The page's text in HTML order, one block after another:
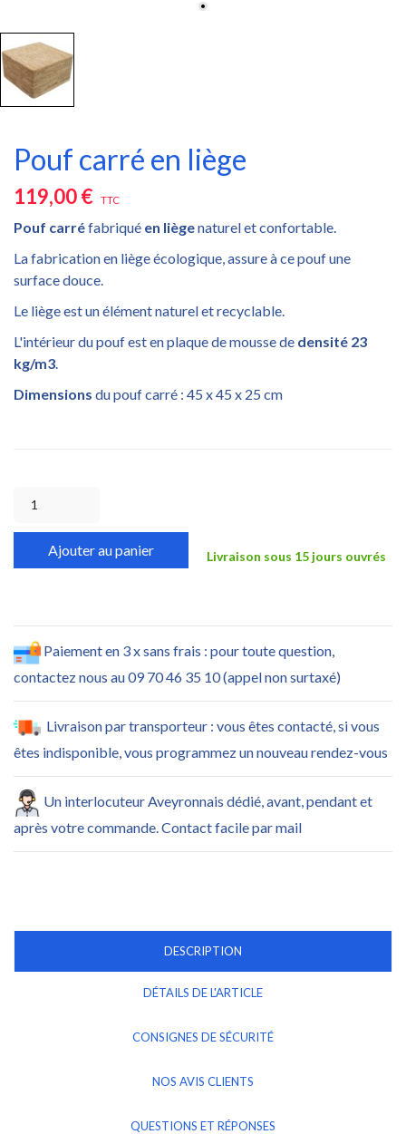
Pouf carré en liège
119,00 € TTC
Pouf carréfabriqué en liègenaturel et confortable.
La fabrication en liège écologique, assure à ce pouf une
surface douce.
Le liège est un élément naturel et recyclable.
L'intérieur du pouf est en plaque de mousse de densité 23
kg/m3.
Dimensions du pouf carré : 45 x 45 x 25 cm
Ajouter au panier Livraison sous 15 jours ouvrés
Paiement en 3 x sans frais : pour toute question,
contactez nous au 09 70 46 35 10 (appel non surtaxé)
Livraison par transporteur : vous êtes contacté, si vous
êtes indisponible, vous programmez un nouveau rendez-vous
Un interlocuteur Aveyronnais dédié, avant, pendant et
après votre commande. Contact facile par mail
DESCRIPTION
DÉTAILS DE L'ARTICLE
CONSIGNES DE SÉCURITÉ
NOS AVIS CLIENTS
QUESTIONS ET RÉPONSES